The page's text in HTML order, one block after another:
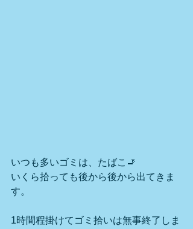
いつも多いゴミは、たばこ🚬
いくら拾っても後から後から出てきま
す。
1時間程掛けてゴミ拾いは無事終了しま